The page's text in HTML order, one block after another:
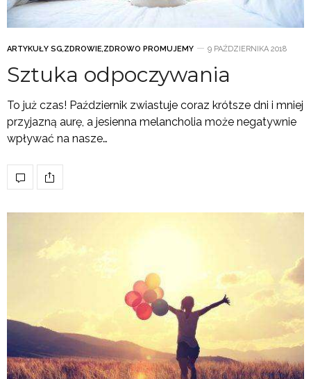
ARTYKUŁY SG,ZDROWIE,ZDROWO PROMUJEMY 9 PAŹDZIERNIKA 2018
Sztuka odpoczywania
To już czas! Październik zwiastuje coraz krótsze dni i mniej
przyjazną aurę, a jesienna melancholia może negatywnie
wpływać na nasze…